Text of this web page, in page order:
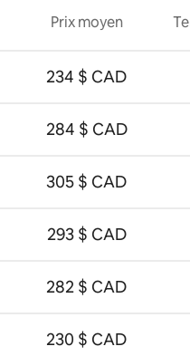
Prix moyen
234 $ CAD
284 $ CAD
305 $ CAD
293 $ CAD
282 $ CAD
230 $ CAD